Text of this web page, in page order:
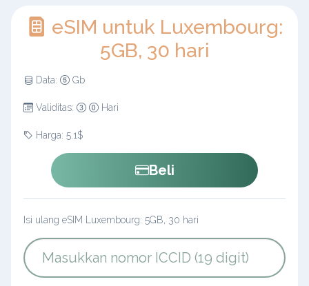
eSIM untuk Luxembourg:
5GB, 30 hari
Data: Gb
Validitas: Hari
Harga: 5.1$
Beli
Isi ulang eSIM Luxembourg: 5GB, 30 hari